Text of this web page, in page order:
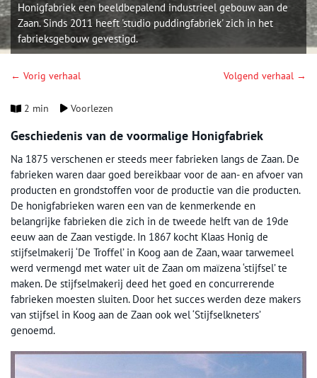
Honigfabriek een beeldbepalend industrieel gebouw aan de
Zaan. Sinds 2011 heeft 'studio puddingfabriek' zich in het
fabrieksgebouw gevestigd.
← Vorig verhaal Volgend verhaal →
2 min Voorlezen
Geschiedenis van de voormalige Honigfabriek
Na 1875 verschenen er steeds meer fabrieken langs de Zaan. De
fabrieken waren daar goed bereikbaar voor de aan- en afvoer van
producten en grondstoffen voor de productie van die producten.
De honigfabrieken waren een van de kenmerkende en
belangrijke fabrieken die zich in de tweede helft van de 19de
eeuw aan de Zaan vestigde. In 1867 kocht Klaas Honig de
stijfselmakerij ‘De Troffel’ in Koog aan de Zaan, waar tarwemeel
werd vermengd met water uit de Zaan om maïzena ‘stijfsel’ te
maken. De stijfselmakerij deed het goed en concurrerende
fabrieken moesten sluiten. Door het succes werden deze makers
van stijfsel in Koog aan de Zaan ook wel ‘Stijfselkneters’
genoemd.